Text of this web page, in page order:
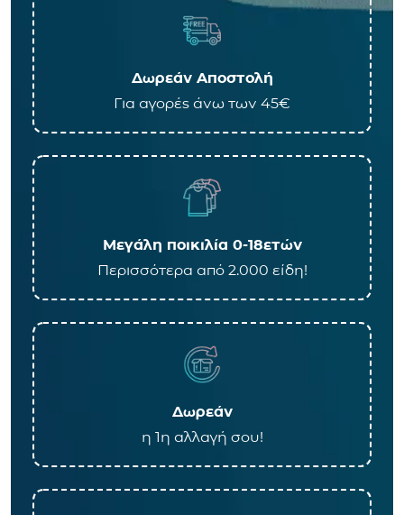
Δωρεάν Αποστολή
Για αγορές άνω των 45€
Μεγάλη ποικιλία 0-18ετών
Περισσότερα από 2.000 είδη!
Δωρεάν
η 1η αλλαγή σου!